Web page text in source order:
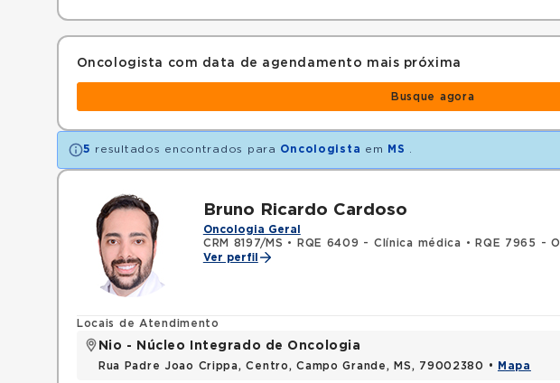
Oncologista com data de agendamento mais próxima
Busque agora
5 resultados encontrados para Oncologista em MS
Bruno Ricardo Cardoso
Oncologia Geral
CRM 8197/MS • RQE 6409 - Clínica médica •
RQE 7965 - Oncologia clínica
Ver perfil
Locais de Atendimento
Nio - Núcleo Integrado de Oncologia
Rua Padre Joao Crippa, Centro, Campo Grande, MS, 79002380 • Mapa